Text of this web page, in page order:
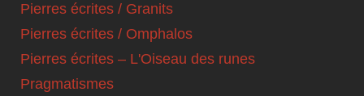
Pierres écrites / Granits
Pierres écrites / Omphalos
Pierres écrites – L'Oiseau des runes
Pragmatismes